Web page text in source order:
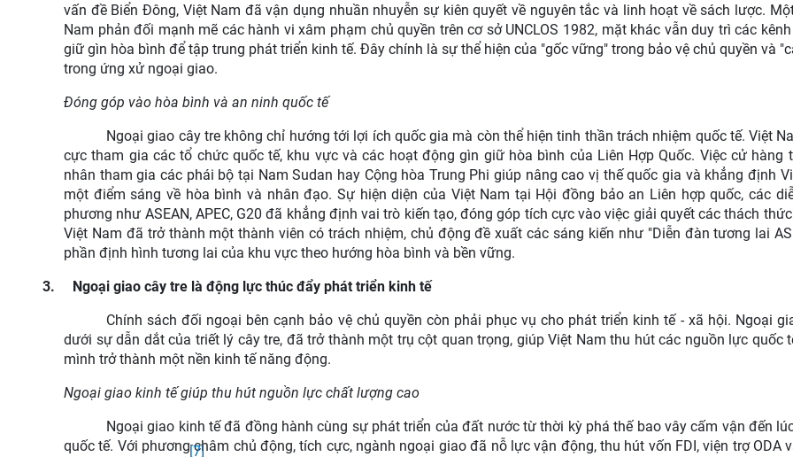
vấn đề Biển Đông, Việt Nam đã vận dụng nhuần nhuyễn sự kiên quyết về nguyên tắc và linh hoạt về sách lược.
Nam phản đối mạnh mẽ các hành vi xâm phạm chủ quyền trên cơ sở UNCLOS 1982, mặt khác vẫn duy trì các
giữ gìn hòa bình để tập trung phát triển kinh tế. Đây chính là sự thể hiện của "gốc vững" trong bảo vệ chủ quyền và
trong ứng xử ngoại giao.
Đóng góp vào hòa bình và an ninh quốc tế
Ngoại giao cây tre không chỉ hướng tới lợi ích quốc gia mà còn thể hiện tinh thần trách nhiệm quốc tế. Việt
cực tham gia các tổ chức quốc tế, khu vực và các hoạt động gìn giữ hòa bình của Liên Hợp Quốc. Việc cử hàng
nhân tham gia các phái bộ tại Nam Sudan hay Cộng hòa Trung Phi giúp nâng cao vị thế quốc gia và khẳng định
một điểm sáng về hòa bình và nhân đạo. Sự hiện diện của Việt Nam tại Hội đồng bảo an Liên hợp quốc, các
phương như ASEAN, APEC, G20 đã khẳng định vai trò kiến tạo, đóng góp tích cực vào việc giải quyết các thách
Việt Nam đã trở thành một thành viên có trách nhiệm, chủ động đề xuất các sáng kiến như "Diễn đàn tương lai
phần định hình tương lai của khu vực theo hướng hòa bình và bền vững.
3.
Ngoại giao cây tre là động lực thúc đẩy phát triển kinh tế
Chính sách đối ngoại bên cạnh bảo vệ chủ quyền còn phải phục vụ cho phát triển kinh tế - xã hội. Ngoại
dưới sự dẫn dắt của triết lý cây tre, đã trở thành một trụ cột quan trọng, giúp Việt Nam thu hút các nguồn lực quốc
mình trở thành một nền kinh tế năng động.
Ngoại giao kinh tế giúp thu hút nguồn lực chất lượng cao
Ngoại giao kinh tế đã đồng hành cùng sự phát triển của đất nước từ thời kỳ phá thế bao vây cấm vận đến
quốc tế. Với phương châm chủ động, tích cực, ngành ngoại giao đã nỗ lực vận động, thu hút vốn FDI, viện trợ ODA
[7]